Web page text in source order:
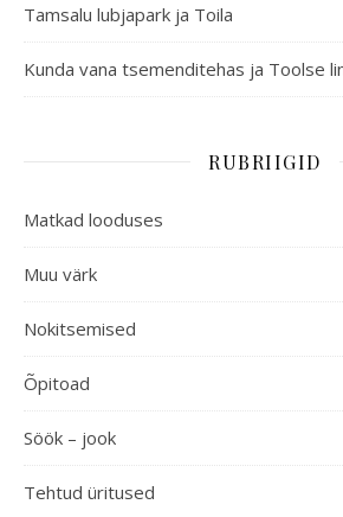
Tamsalu lubjapark ja Toila
Kunda vana tsemenditehas ja Toolse
RUBRIIGID
Matkad looduses
Muu värk
Nokitsemised
Õpitoad
Söök – jook
Tehtud üritused